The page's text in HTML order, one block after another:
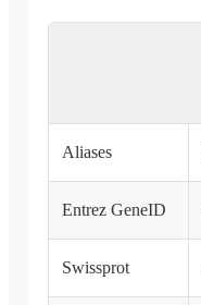
Aliases
Entrez GeneID
Swissprot